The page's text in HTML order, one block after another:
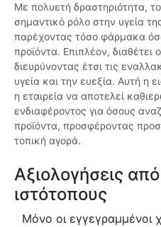
Με πολυετή δραστηριότητα,
σημαντικό ρόλο στην υγεία
παρέχοντας τόσο φάρμακα
προϊόντα. Επιπλέον, διαθέτει
διευρύνοντας έτσι τις
υγεία και την ευεξία. Αυτή η
η εταιρεία να αποτελεί
ενδιαφέροντος για όσους
προϊόντα, προσφέροντας
τοπική αγορά.
Αξιολογήσεις
ιστότοπους
Μόνο οι εγγεγραμμένοι